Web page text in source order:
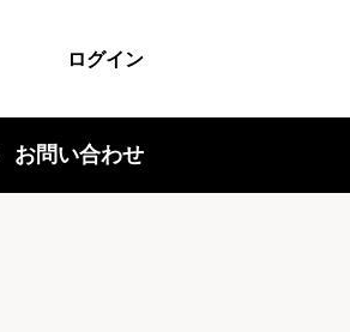
ログイン
お問い合わせ